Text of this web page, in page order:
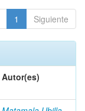
1 Siguiente
Autor(es)